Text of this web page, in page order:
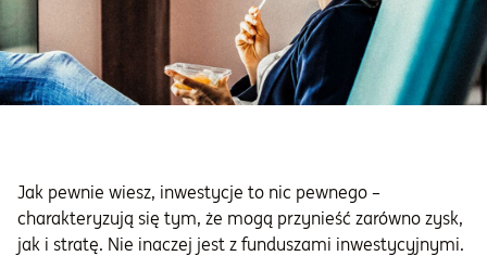
Jak pewnie wiesz, inwestycje to nic pewnego –
charakteryzują się tym, że mogą przynieść zarówno zysk,
jak i stratę. Nie inaczej jest z funduszami inwestycyjnymi.